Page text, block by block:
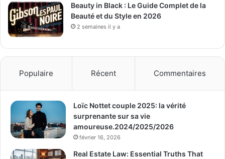
Beauty in Black : Le Guide Complet de la
Beauté et du Style en 2026
2 semaines il y a
Populaire Récent Commentaires
Loïc Nottet couple 2025: la vérité
surprenante sur sa vie
amoureuse.2024/2025/2026
février 16, 2026
Real Estate Law: Essential Truths That